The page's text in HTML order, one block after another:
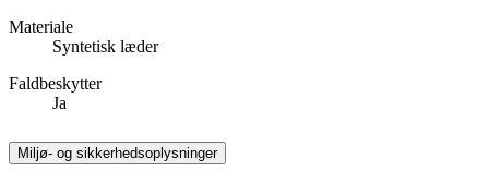
Materiale
Syntetisk læder
Faldbeskytter
Ja
Miljø- og sikkerhedsoplysninger